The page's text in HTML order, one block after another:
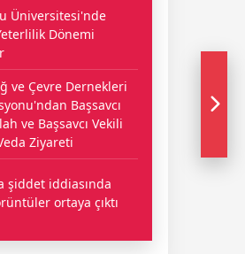
Üniversitesi'nde
Dönemi
ve Çevre Dernekleri
Başsavcı
ve Başsavcı Vekili
Ziyareti
şiddet iddiasında
ortaya çıktı